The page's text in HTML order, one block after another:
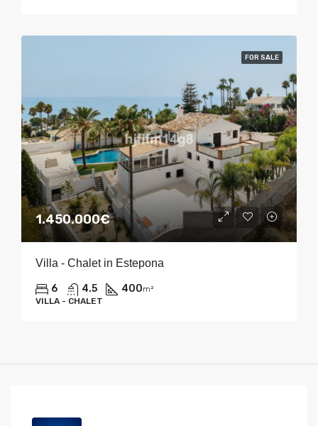
FOR SALE
1.450.000€
Villa - Chalet in Estepona
6 4.5 400m²
VILLA - CHALET